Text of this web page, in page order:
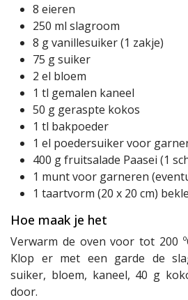
8 eieren
250 ml slagroom
8 g vanillesuiker (1 zakje)
75 g suiker
2 el bloem
1 tl gemalen kaneel
50 g geraspte kokos
1 tl bakpoeder
1 el poedersuiker voor
400 g fruitsalade Paasei (1
1 munt voor garneren
1 taartvorm (20 x 20 cm)
Hoe maak je het
Verwarm de oven voor tot 200
Klop er met een garde de
suiker, bloem, kaneel, 40 g
door.